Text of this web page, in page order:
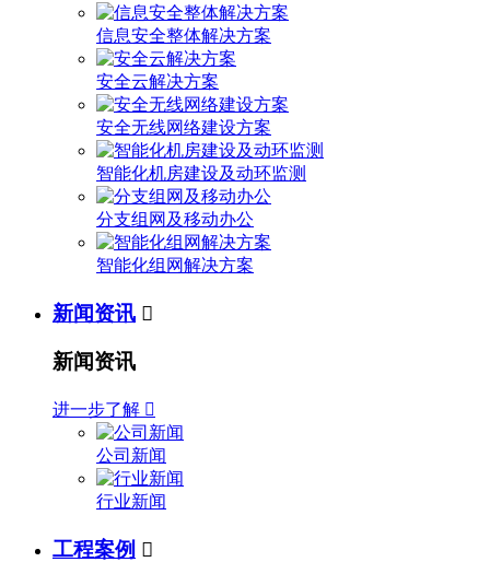
信息安全整体解决方案
安全云解决方案
安全无线网络建设方案
智能化机房建设及动环监测
分支组网及移动办公
智能化组网解决方案
新闻资讯 
新闻资讯
进一步了解 
公司新闻
行业新闻
工程案例 